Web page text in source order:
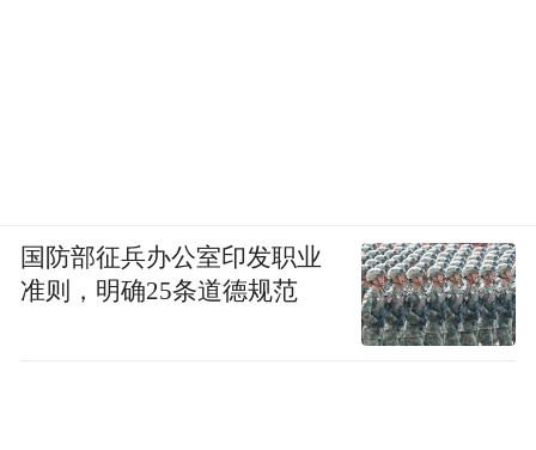
国防部征兵办公室印发职业
准则，明确25条道德规范